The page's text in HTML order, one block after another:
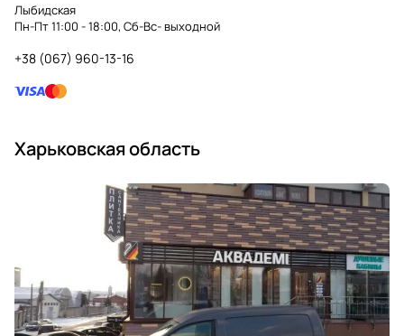
Лыбидская
Пн-Пт 11:00 - 18:00, Сб-Вс- выходной
+38 (067) 960-13-16
Харьковская область